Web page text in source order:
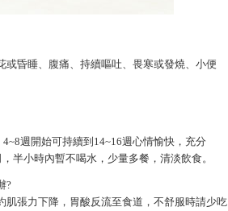
昏睡、腹痛、持續嘔吐、畏寒或發燒、小便
週開始可持續到14~16週心情愉快，充分
小時內暫不喝水，少量多餐，清淡飲食。
?
張力下降，胃酸反流至食道，不舒服時請少吃